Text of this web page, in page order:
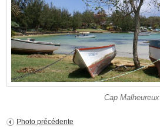
Cap Malheureux
Photo précédente